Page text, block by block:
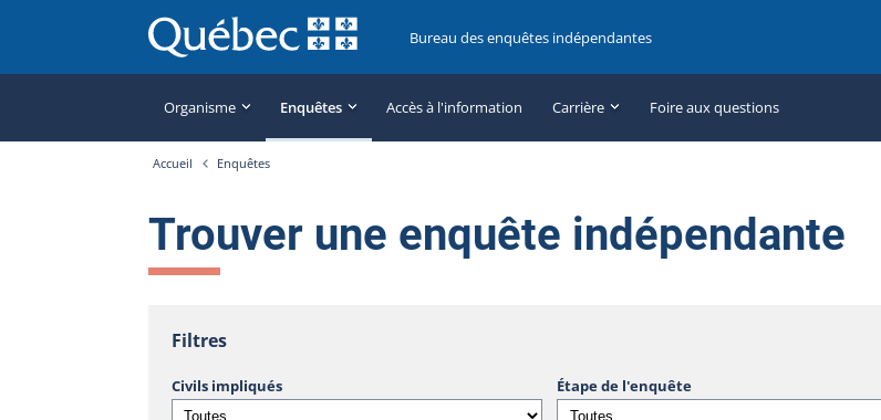
Bureau des enquêtes indépendantes
Organisme Enquêtes Accès à l'information Carrière Foire aux questions
Accueil Enquêtes
Trouver une enquête indépendante
Filtres
Civils impliqués Étape de l'enquête